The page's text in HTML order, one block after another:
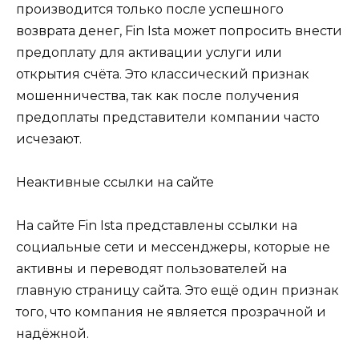
производится только после успешного
возврата денег, Fin Ista может попросить внести
предоплату для активации услуги или
открытия счёта. Это классический признак
мошенничества, так как после получения
предоплаты представители компании часто
исчезают.
Неактивные ссылки на сайте
На сайте Fin Ista представлены ссылки на
социальные сети и мессенджеры, которые не
активны и переводят пользователей на
главную страницу сайта. Это ещё один признак
того, что компания не является прозрачной и
надёжной.